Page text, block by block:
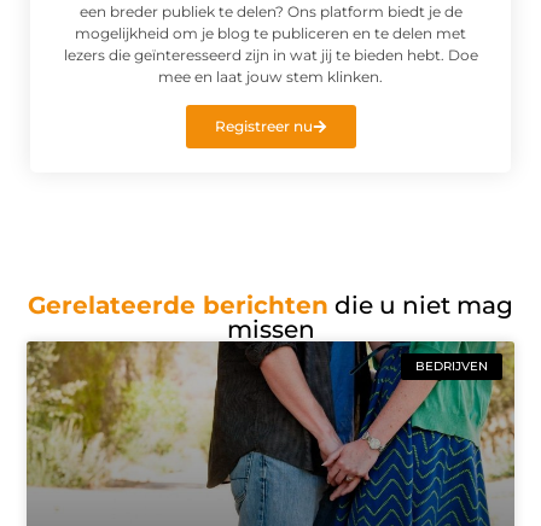
een breder publiek te delen? Ons platform biedt je de
mogelijkheid om je blog te publiceren en te delen met
lezers die geïnteresseerd zijn in wat jij te bieden hebt. Doe
mee en laat jouw stem klinken.
Registreer nu
Gerelateerde berichten die u niet mag
missen
BEDRIJVEN